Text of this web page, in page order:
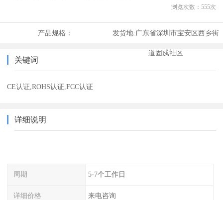
浏览次数： 555次
产品规格： 发货地:广东省深圳市宝安区西乡街
道固戍社区
关键词
CE认证,ROHS认证,FCC认证
详细说明
周期 5-7个工作日
详细价格 来电咨询